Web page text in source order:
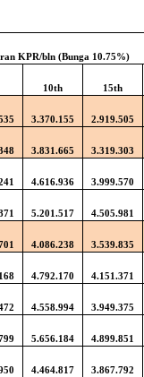
KPR/bln (Bunga 10.75%)
10th 15th
3.370.155 2.919.505
3.831.665 3.319.303
4.616.936 3.999.570
5.201.517 4.505.981
4.086.238 3.539.835
4.792.170 4.151.371
4.558.994 3.949.375
5.656.184 4.899.851
4.464.817 3.867.792